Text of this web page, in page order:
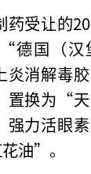
药受让的
德国（汉
炎消解毒
换为“
强力活眼
油”。